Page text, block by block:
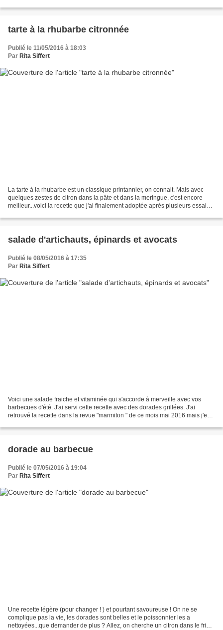
tarte à la rhubarbe citronnée
Publié le 11/05/2016 à 18:03
Par Rita Siffert
La tarte à la rhubarbe est un classique printannier, on connait. Mais avec
quelques zestes de citron dans la pâte et dans la meringue, c'est encore
meilleur...voici la recette que j'ai finalement adoptée après plusieurs essais
salade d'artichauts, épinards et avocats
Publié le 08/05/2016 à 17:35
Par Rita Siffert
Voici une salade fraiche et vitaminée qui s'accorde à merveille avec vos
barbecues d'été. J'ai servi cette recette avec des dorades grillées. J'ai
retrouvé la recette dans la revue "marmiton " de ce mois mai 2016 mais j'en
dorade au barbecue
Publié le 07/05/2016 à 19:04
Par Rita Siffert
Une recette légère (pour changer ! ) et pourtant savoureuse ! On ne se
complique pas la vie, les dorades sont belles et le poissonnier les a
nettoyées...que demander de plus ? Allez, on cherche un citron dans le frigo,